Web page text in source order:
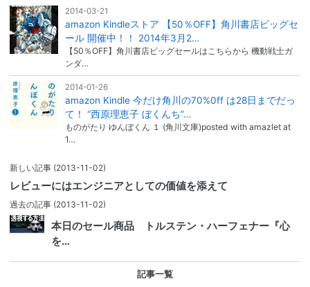
2014-03-21
amazon Kindleストア 【50％OFF】角川書店ビッグセ
ール 開催中！！ 2014年3月2…
【50％OFF】角川書店ビッグセールはこちらから 機動戦士ガ
ンダ…
2014-01-26
amazon Kindle 今だけ角川の70%0ff は28日までだっ
て！ “西原理恵子 ぼくんち”…
ものがたり ゆんぼくん １ (角川文庫)posted with amazlet at
1…
新しい記事 (2013-11-02)
レビューにはエンジニアとしての価値を添えて
過去の記事 (2013-11-02)
本日のセール商品 トルステン・ハーフェナー『心
を…
記事一覧